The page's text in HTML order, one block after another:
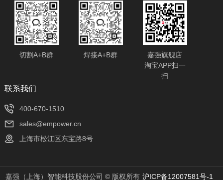
切割A+B群 焊接A+B群
嘉强旗舰店
淘宝APP扫一
扫
​联系我们
400-670-1510
sales@empower.cn
上海市松江区东宝路8号
嘉强（上海）智能科技股份公司 © 版权所有 沪ICP备12007581号-1